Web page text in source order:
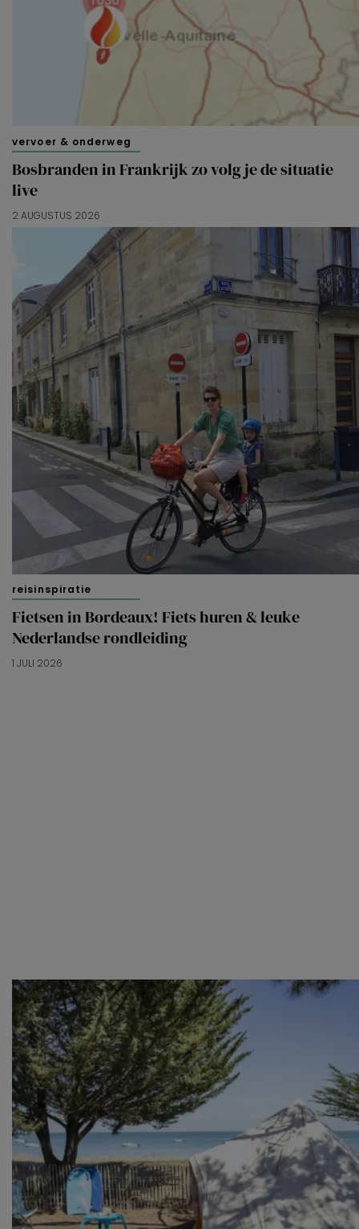
vervoer & onderweg
Bosbranden in Frankrijk zo volg je de situatie
live
2 AUGUSTUS 2026
reisinspiratie
Fietsen in Bordeaux! Fiets huren & leuke
Nederlandse rondleiding
1 JULI 2026